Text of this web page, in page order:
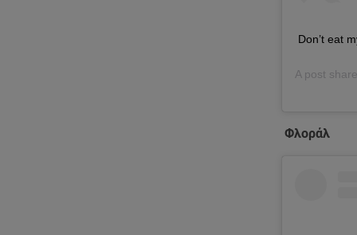
Don’t eat
A post
Φλοράλ